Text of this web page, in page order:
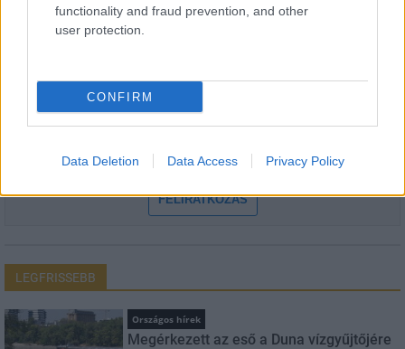
functionality and fraud prevention, and other
user protection.
CONFIRM
Data Deletion Data Access Privacy Policy
E-mail cím
szabályzatot!
FELIRATKOZÁS
LEGFRISSEBB
Országos hírek
Megérkezett az eső a Duna vízgyűjtőjére